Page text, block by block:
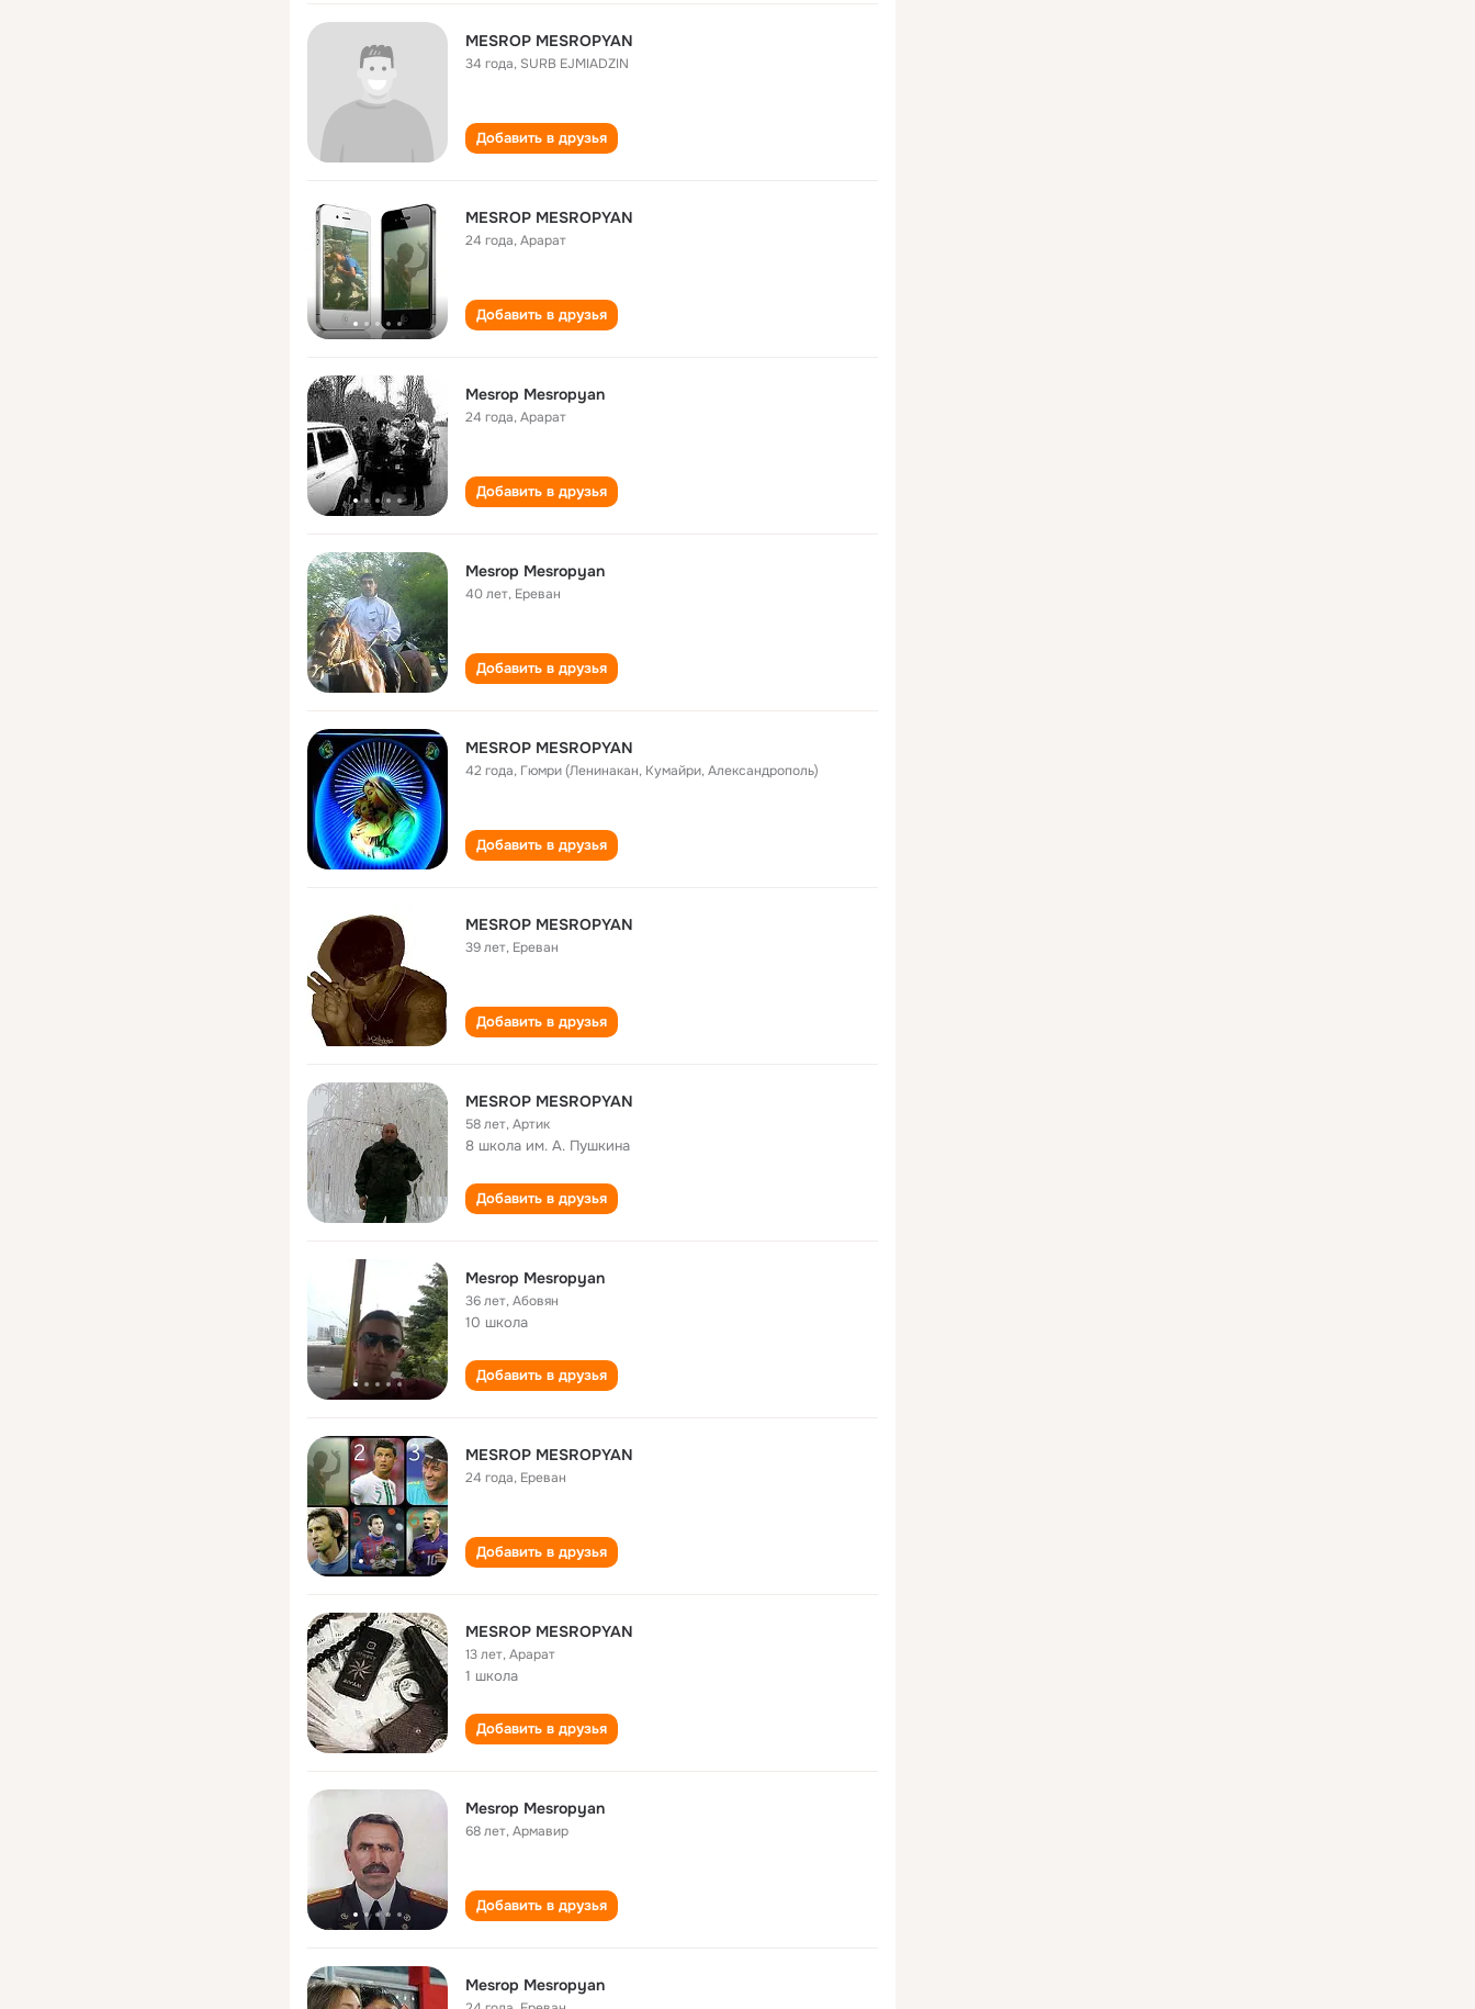
MESROP MESROPYAN
34 года, SURB EJMIADZIN
Добавить в друзья
MESROP MESROPYAN
24 года,Арарат
Добавить в друзья
Mesrop Mesropyan
24 года,Арарат
Добавить в друзья
Mesrop Mesropyan
40 лет, Ереван
Добавить в друзья
MESROP MESROPYAN
42 года, Гюмри (Ленинакан, Кумайри, Александрополь)
Добавить в друзья
MESROP MESROPYAN
39 лет, Ереван
Добавить в друзья
MESROP MESROPYAN
58 лет,Артик
8 школа им. А. Пушкина
Добавить в друзья
Mesrop Mesropyan
36 лет,Абовян
10 школа
Добавить в друзья
MESROP MESROPYAN
24 года, Ереван
Добавить в друзья
MESROP MESROPYAN
13 лет,Арарат
1 школа
Добавить в друзья
Mesrop Mesropyan
68 лет,Армавир
Добавить в друзья
Mesrop Mesropyan